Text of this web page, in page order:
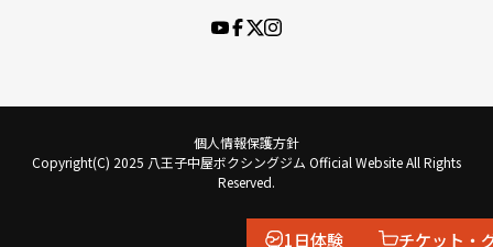
1日体験 チケット・
個人情報保護方針
Copyright(C) 2025 八王子中屋ボクシングジム Official Website All Rights
Reserved.